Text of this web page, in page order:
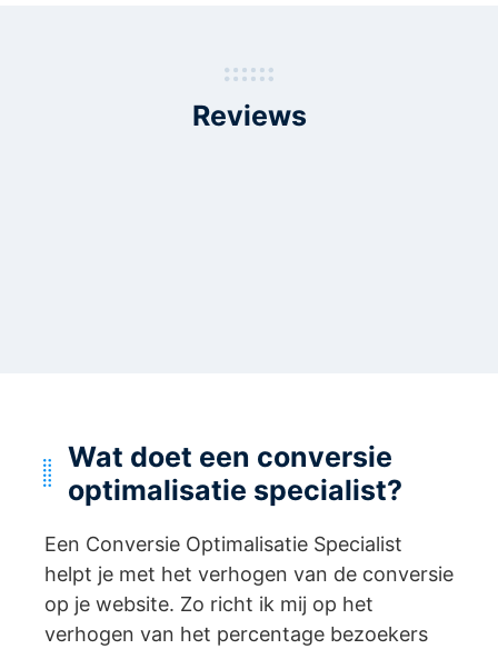
Reviews
Wat doet een conversie
optimalisatie specialist?
Een Conversie Optimalisatie Specialist
helpt je met het verhogen van de conversie
op je website. Zo richt ik mij op het
verhogen van het percentage bezoekers